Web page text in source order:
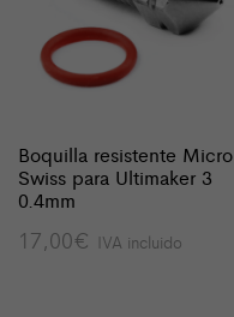
Boquilla resistente Micro
Swiss para Ultimaker 3
0.4mm
17,00€ IVA incluido